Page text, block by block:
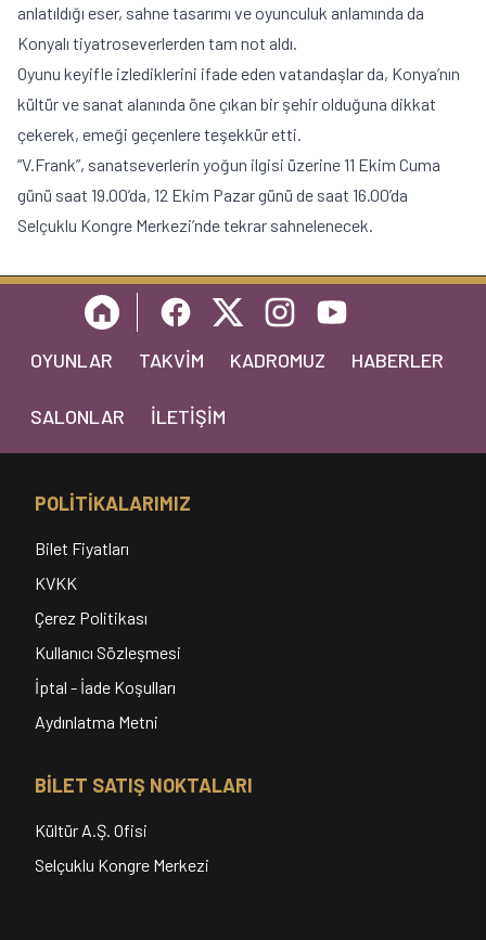
anlatıldığı eser, sahne tasarımı ve oyunculuk anlamında da
Konyalı tiyatroseverlerden tam not aldı.
Oyunu keyifle izlediklerini ifade eden vatandaşlar da, Konya’nın
kültür ve sanat alanında öne çıkan bir şehir olduğuna dikkat
çekerek, emeği geçenlere teşekkür etti.
“V.Frank”, sanatseverlerin yoğun ilgisi üzerine 11 Ekim Cuma
günü saat 19.00’da, 12 Ekim Pazar günü de saat 16.00’da
Selçuklu Kongre Merkezi’nde tekrar sahnelenecek.
OYUNLAR TAKVIM KADROMUZ HABERLER
SALONLAR İLETIŞIM
POLİTİKALARIMIZ
Bilet Fiyatları
KVKK
Çerez Politikası
Kullanıcı Sözleşmesi
İptal - İade Koşulları
Aydınlatma Metni
BİLET SATIŞ NOKTALARI
Kültür A.Ş. Ofisi
Selçuklu Kongre Merkezi